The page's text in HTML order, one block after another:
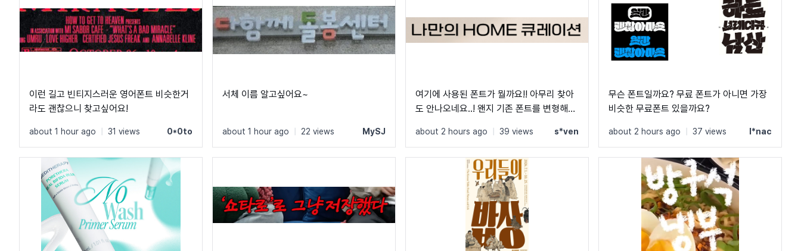
이런 길고 빈티지스러운 영어폰트 비슷한거
라도 괜찮으니 찾고싶어요!
about 1 hour ago 31 views 0*0to
서체 이름 알고싶어요~
about 1 hour ago 22 views MySJ
여기에 사용된 폰트가 뭘까요!! 아무리 찾아
도 안나오네요..! 왠지 기존 폰트를 변형해서
니다!
about 2 hours ago 39 views s*ven
무슨 폰트일까요? 무료 폰트가 아니면 가장
비슷한 무료폰트 있을까요?
about 2 hours ago 37 views l*nac